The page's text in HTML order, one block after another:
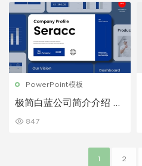
PowerPoint模板
极简白蓝公司简介介绍 P
847
1 2